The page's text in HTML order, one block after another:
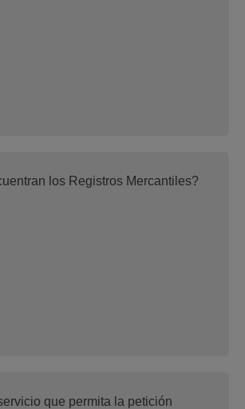
los Registros Mercantiles?
que permita la petición